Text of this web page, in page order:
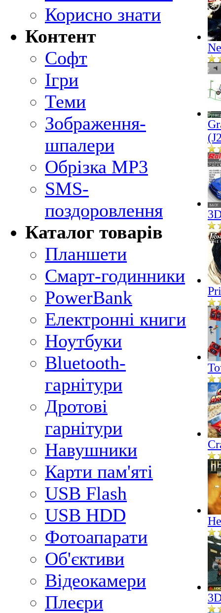
Корисно знати
Контент
Софт
Ігри
Теми
Зображення-
шпалери
Обрізка MP3
SMS-
поздоровлення
Каталог товарів
Планшети
Смарт-годинники
PowerBank
Електронні книги
Ноутбуки
Bluetooth-
гарнітури
Дротові
гарнітури
Навушники
Карти пам'яті
USB Flash
USB HDD
Фотоапарати
Об'єктиви
Відеокамери
Плеєри